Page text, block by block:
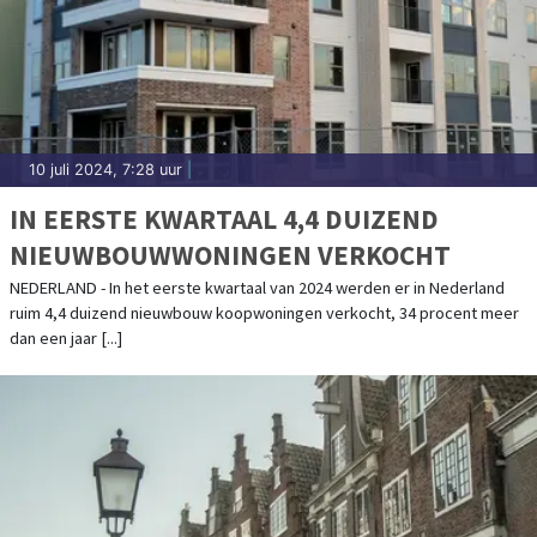
10 juli 2024, 7:28 uur
IN EERSTE KWARTAAL 4,4 DUIZEND
NIEUWBOUWWONINGEN VERKOCHT
NEDERLAND - In het eerste kwartaal van 2024 werden er in Nederland
ruim 4,4 duizend nieuwbouw koopwoningen verkocht, 34 procent meer
dan een jaar [...]